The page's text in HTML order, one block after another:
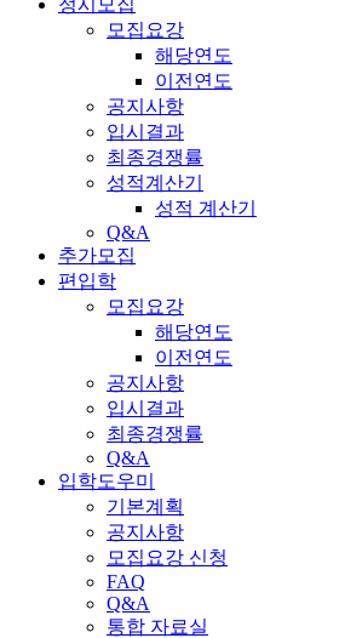
모집요강
해당연도
이전연도
공지사항
입시결과
최종경쟁률
성적계산기
성적 계산기
Q&A
추가모집
편입학
모집요강
해당연도
이전연도
공지사항
입시결과
최종경쟁률
Q&A
입학도우미
기본계획
공지사항
모집요강 신청
FAQ
Q&A
통합 자료실